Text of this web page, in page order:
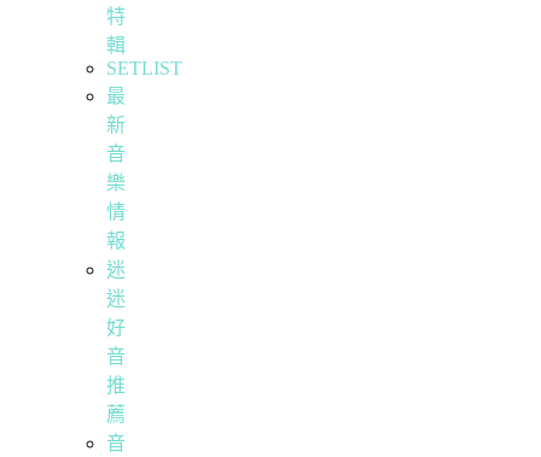
特
輯
SETLIST
最
新
音
樂
情
報
迷
迷
好
音
推
薦
音